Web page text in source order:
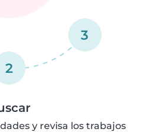
2
3
y revisa los trabajos